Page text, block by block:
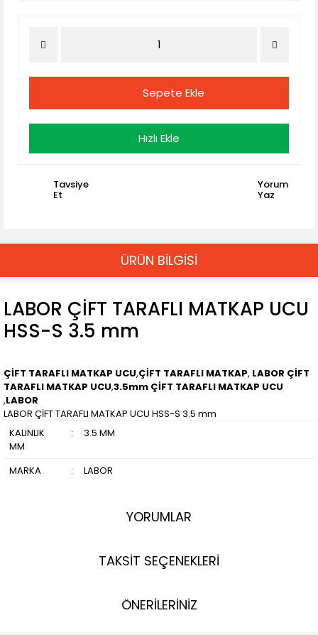
Sepete Ekle
Hızlı Ekle
Tavsiye
Et
Yorum
Yaz
ÜRÜN BİLGİSİ
LABOR ÇİFT TARAFLI MATKAP UCU
HSS-S 3.5 mm
ÇİFT TARAFLI MATKAP UCU,ÇİFT TARAFLI MATKAP, LABOR ÇİFT
TARAFLI MATKAP UCU,3.5mm ÇİFT TARAFLI MATKAP UCU
,LABOR
LABOR ÇİFT TARAFLI MATKAP UCU HSS-S 3.5 mm
KALINLIK
MM
: 3.5 MM
MARKA : LABOR
YORUMLAR
TAKSİT SEÇENEKLERİ
ÖNERİLERİNİZ